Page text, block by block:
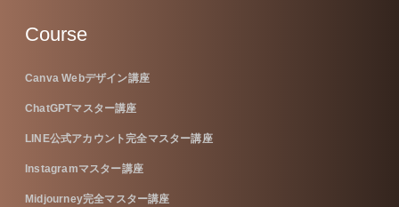
Course
Canva Webデザイン講座
ChatGPTマスター講座
LINE公式アカウント完全マスター講座
Instagramマスター講座
Midjourney完全マスター講座